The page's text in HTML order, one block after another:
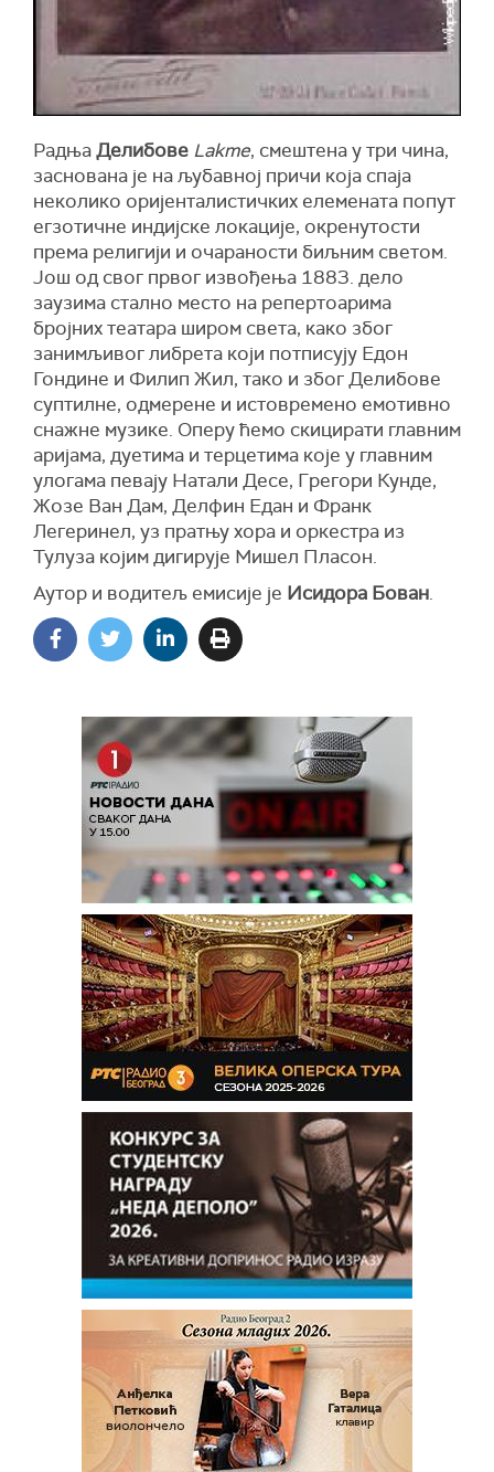
РадњаДелибове Lakme, смештена у три чина,
заснована је на љубавној причи која спаја
неколико оријенталистичких елемената попут
егзотичне индијске локације, окренутости
према религији и очараности биљним светом.
Још од свог првог извођења 1883. дело
заузима стално место на репертоарима
бројних театара широм света, како због
занимљивог либрета који потписују Едон
Гондине и Филип Жил, тако и због Делибове
суптилне, одмерене и истовремено емотивно
снажне музике. Оперу ћемо скицирати главним
аријама, дуетима и терцетима које у главним
улогама певају Натали Десе, Грегори Кунде,
Жозе Ван Дам, Делфин Едан и Франк
Легеринел, уз пратњу хора и оркестра из
Тулуза којим дигирује Мишел Пласон.
Аутор и водитељ емисије је Исидора Бован.